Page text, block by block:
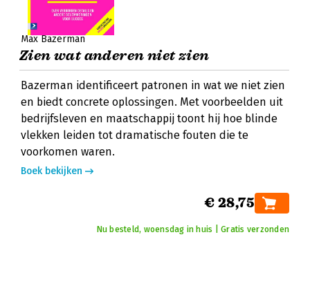
Max Bazerman
Zien wat anderen niet zien
Bazerman identificeert patronen in wat we niet zien
en biedt concrete oplossingen. Met voorbeelden uit
bedrijfsleven en maatschappij toont hij hoe blinde
vlekken leiden tot dramatische fouten die te
voorkomen waren.
Boek bekijken
€ 28,75
Nu besteld, woensdag in huis | Gratis verzonden